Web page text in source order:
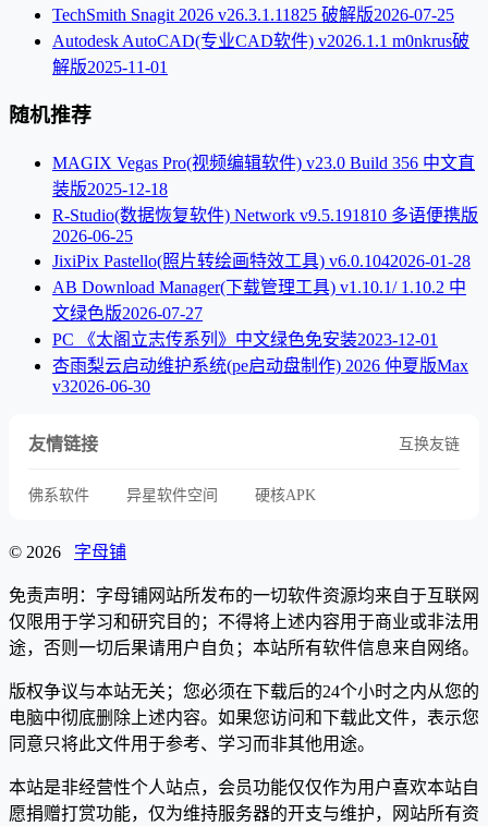
TechSmith Snagit 2026 v26.3.1.11825 破解版2026-07-25
Autodesk AutoCAD(专业CAD软件) v2026.1.1 m0nkrus破
解版2025-11-01
随机推荐
MAGIX Vegas Pro(视频编辑软件) v23.0 Build 356 中文直
装版2025-12-18
R-Studio(数据恢复软件) Network v9.5.191810 多语便携版
2026-06-25
JixiPix Pastello(照片转绘画特效工具) v6.0.1042026-01-28
AB Download Manager(下载管理工具) v1.10.1/ 1.10.2 中
文绿色版2026-07-27
PC 《太阁立志传系列》中文绿色免安装2023-12-01
杏雨梨云启动维护系统(pe启动盘制作) 2026 仲夏版Max
v32026-06-30
友情链接 互换友链
佛系软件 异星软件空间 硬核APK
© 2026 字母铺
免责声明：字母铺网站所发布的一切软件资源均来自于互联网
仅限用于学习和研究目的；不得将上述内容用于商业或非法用
途，否则一切后果请用户自负；本站所有软件信息来自网络。
版权争议与本站无关；您必须在下载后的24个小时之内从您的
电脑中彻底删除上述内容。如果您访问和下载此文件，表示您
同意只将此文件用于参考、学习而非其他用途。
本站是非经营性个人站点，会员功能仅仅作为用户喜欢本站自
愿捐赠打赏功能，仅为维持服务器的开支与维护，网站所有资